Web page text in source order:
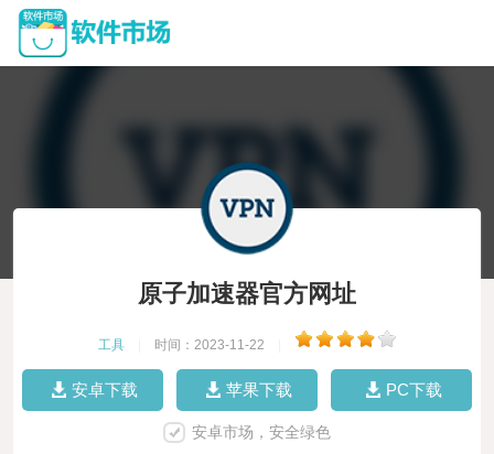
原子加速器官方网址
工具 时间：2023-11-22
安卓下载 苹果下载 PC下载
安卓市场，安全绿色